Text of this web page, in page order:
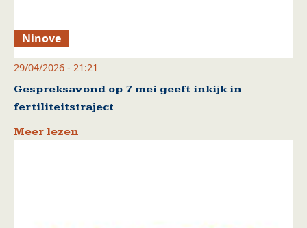
Ninove
29/04/2026 - 21:21
Gespreksavond op 7 mei geeft inkijk in
fertiliteitstraject
Meer lezen